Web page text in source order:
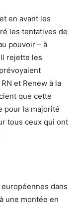
en avant les
les tentatives de
pouvoir – à
rejette les
et Renew à la
que cette
pour la majorité
tous ceux qui ont
dans
une montée en